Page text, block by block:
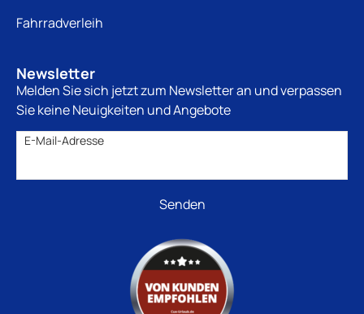
Fahrradverleih
Newsletter
Melden Sie sich jetzt zum Newsletter an und verpassen
Sie keine Neuigkeiten und Angebote
E-Mail-Adresse